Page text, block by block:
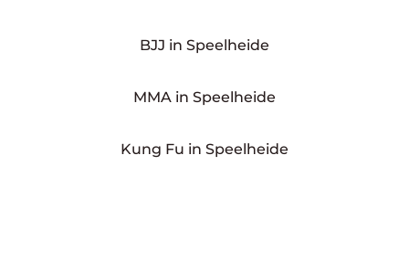
BJJ in Speelheide
MMA in Speelheide
Kung Fu in Speelheide